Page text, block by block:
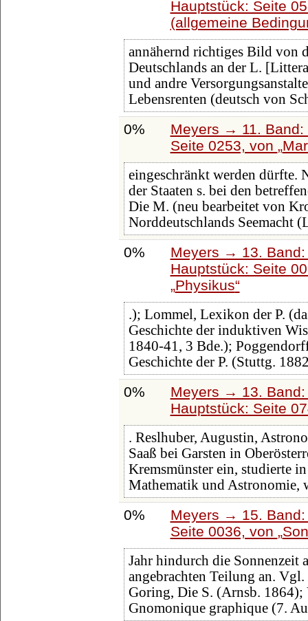
Hauptstück: Seite
(allgemeine
annähernd richtiges Bild von
Deutschlands an der L.
und andre
Lebensrenten (deutsch von
0%
Meyers → 11.
Seite 0253, von
eingeschränkt werden dürfte.
der Staaten s. bei den
Die M. (neu bearbeitet von
Norddeutschlands Seemacht
0%
Meyers → 13.
Hauptstück: Seite
Physikus
.); Lommel, Lexikon der P.
Geschichte der induktiven
1840-41, 3 Bde.);
Geschichte der P. (Stuttg.
0%
Meyers → 13.
Hauptstück: Seite
. Reslhuber, Augustin,
Saaß bei Garsten in
Kremsmünster ein, studierte
Mathematik und Astronomie,
0%
Meyers → 15.
Seite 0036, von
Jahr hindurch die Sonnenzeit
angebrachten Teilung an. Vgl.
Goring, Die S. (Arnsb.
Gnomonique graphique (7.